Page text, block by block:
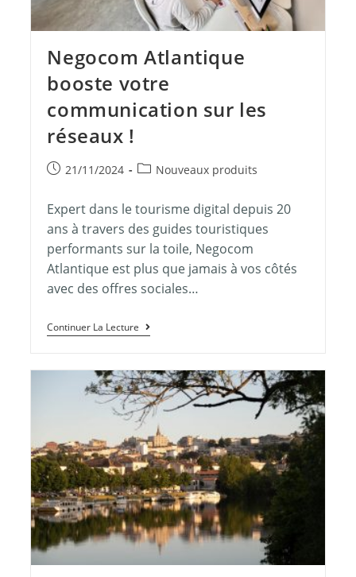
Negocom Atlantique
booste votre
communication sur les
réseaux !
21/11/2024 Nouveaux produits
Expert dans le tourisme digital depuis 20
ans à travers des guides touristiques
performants sur la toile, Negocom
Atlantique est plus que jamais à vos côtés
avec des offres sociales…
Continuer La Lecture